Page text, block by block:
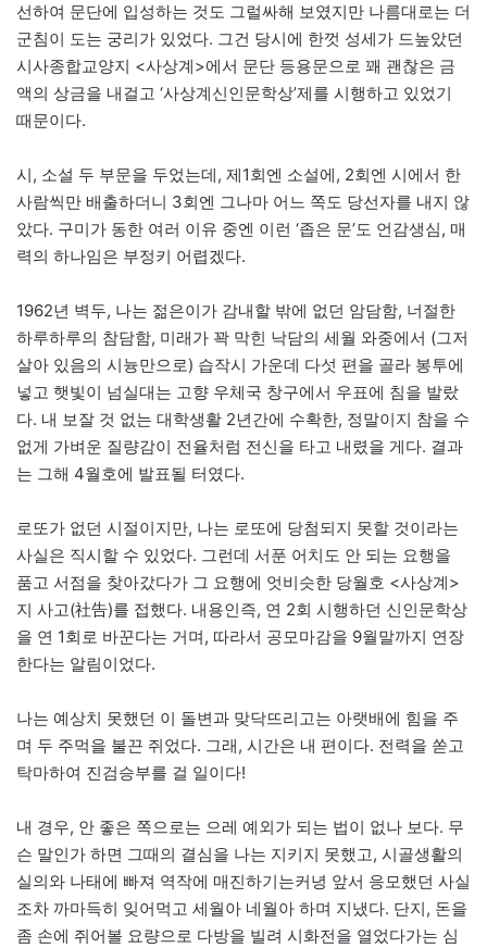
선하여 문단에 입성하는 것도 그럴싸해 보였지만 나름대로는 더
군침이 도는 궁리가 있었다. 그건 당시에 한껏 성세가 드높았던
시사종합교양지 <사상계>에서 문단 등용문으로 꽤 괜찮은 금
액의 상금을 내걸고 ‘사상계신인문학상’제를 시행하고 있었기
때문이다.
시, 소설 두 부문을 두었는데, 제1회엔 소설에, 2회엔 시에서 한
사람씩만 배출하더니 3회엔 그나마 어느 쪽도 당선자를 내지 않
았다. 구미가 동한 여러 이유 중엔 이런 ‘좁은 문’도 언감생심, 매
력의 하나임은 부정키 어렵겠다.
1962년 벽두, 나는 젊은이가 감내할 밖에 없던 암담함, 너절한
하루하루의 참담함, 미래가 꽉 막힌 낙담의 세월 와중에서 (그저
살아 있음의 시늉만으로) 습작시 가운데 다섯 편을 골라 봉투에
넣고 햇빛이 넘실대는 고향 우체국 창구에서 우표에 침을 발랐
다. 내 보잘 것 없는 대학생활 2년간에 수확한, 정말이지 참을 수
없게 가벼운 질량감이 전율처럼 전신을 타고 내렸을 게다. 결과
는 그해 4월호에 발표될 터였다.
로또가 없던 시절이지만, 나는 로또에 당첨되지 못할 것이라는
사실은 직시할 수 있었다. 그런데 서푼 어치도 안 되는 요행을
품고 서점을 찾아갔다가 그 요행에 엇비슷한 당월호 <사상계>
지 사고(社告)를 접했다. 내용인즉, 연 2회 시행하던 신인문학상
을 연 1회로 바꾼다는 거며, 따라서 공모마감을 9월말까지 연장
한다는 알림이었다.
나는 예상치 못했던 이 돌변과 맞닥뜨리고는 아랫배에 힘을 주
며 두 주먹을 불끈 쥐었다. 그래, 시간은 내 편이다. 전력을 쏟고
탁마하여 진검승부를 걸 일이다!
내 경우, 안 좋은 쪽으로는 으레 예외가 되는 법이 없나 보다. 무
슨 말인가 하면 그때의 결심을 나는 지키지 못했고, 시골생활의
실의와 나태에 빠져 역작에 매진하기는커녕 앞서 응모했던 사실
조차 까마득히 잊어먹고 세월아 네월아 하며 지냈다. 단지, 돈을
좀 손에 쥐어볼 요량으로 다방을 빌려 시화전을 열었다가는 심